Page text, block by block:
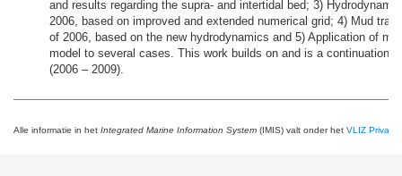
and results regarding the supra- and intertidal bed; 3)
2006, based on improved and extended numerical grid; 4) Mud
of 2006, based on the new hydrodynamics and 5) Application of
model to several cases. This work builds on and is a continuation
(2006 – 2009).
Alle informatie in het Integrated Marine Information System (IMIS) valt onder het VLIZ Privacy